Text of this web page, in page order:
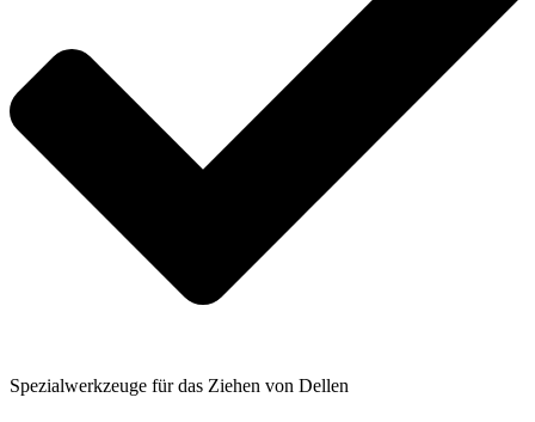
Spezialwerkzeuge für das Ziehen von Dellen